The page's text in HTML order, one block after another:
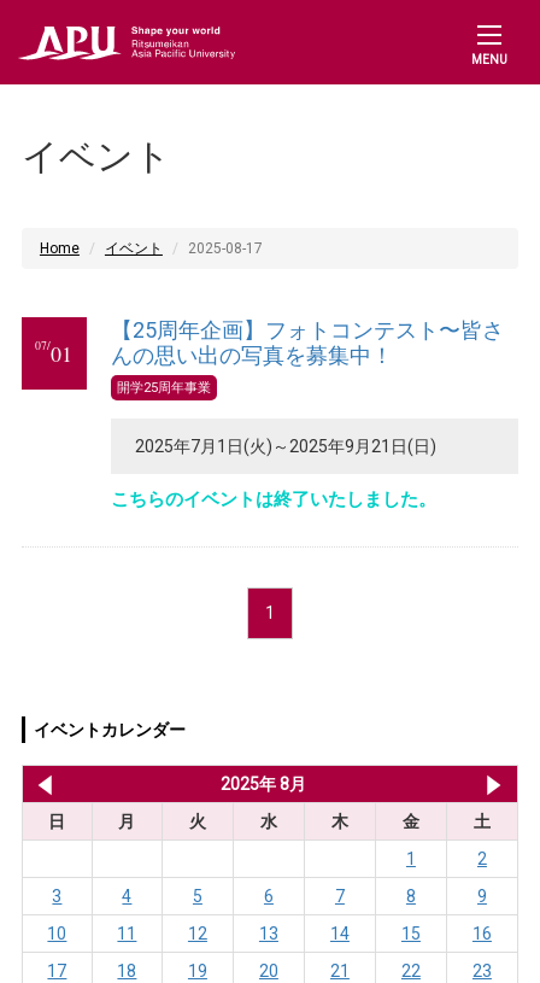
MENU
イベント
Home イベント 2025-08-17
07/01
【25周年企画】フォトコンテスト〜皆さ
んの思い出の写真を募集中！
開学25周年事業
2025年7月1日(火)～2025年9月21日(日)
こちらのイベントは終了いたしました。
1
イベントカレンダー
2025年 8月
日
月 火 水 木 金
土
1
2
3
4 5 6 7 8
9
10
11 12 13 14 15
16
17
18 19 20 21 22
23